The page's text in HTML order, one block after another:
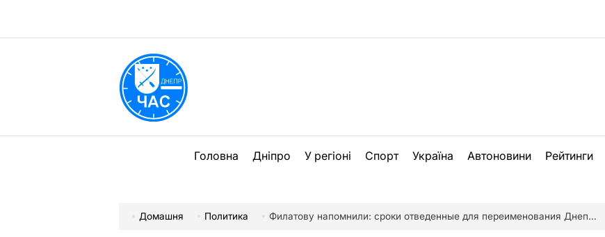
вмісту
Головна Дніпро У регіоні Спорт Україна Автоновини Рейтинги
Домашня Политика Филатову напомнили: сроки отведенные для переименования Днепропетровска истекают